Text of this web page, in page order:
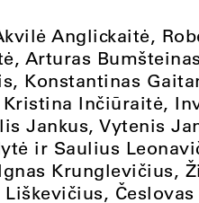
Anglickaitė,
Arturas
Konstantinas
Inčiūraitė,
Jankus, Vytenis
ir Saulius
Krunglevičius,